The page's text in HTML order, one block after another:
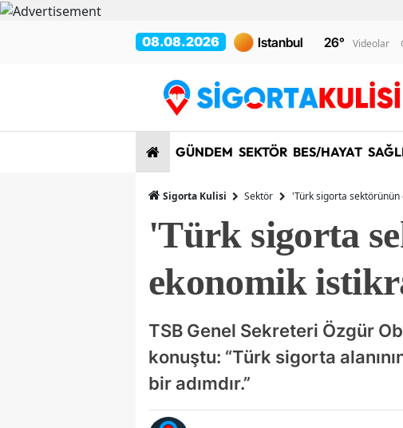
08.08.2026 26° Videolar
GÜNDEM SEKTÖR BES/HAYAT
Sigorta Kulisi Sektör 'Türk sigorta
'Türk sigorta
ekonomik
TSB Genel Sekreteri Özgür
konuştu: “Türk sigorta
bir adımdır.”